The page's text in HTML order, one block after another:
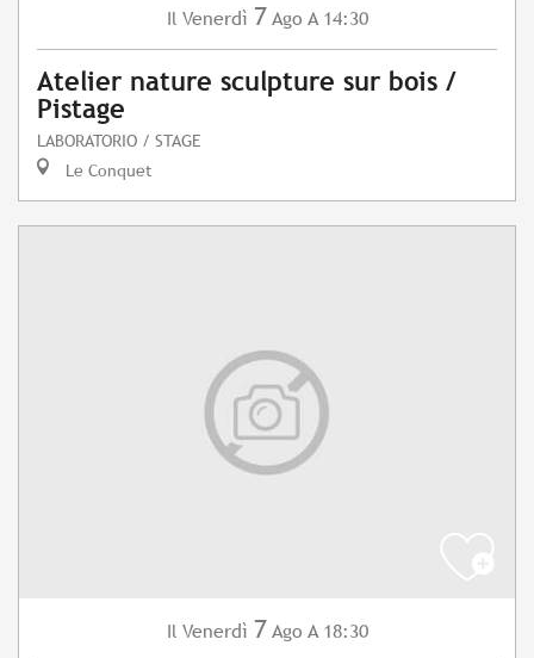
Il Venerdì 7 Ago A 14:30
Atelier nature sculpture sur bois /
Pistage
LABORATORIO / STAGE
Le Conquet
Il Venerdì 7 Ago A 18:30